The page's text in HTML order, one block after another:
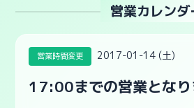
営業カレンダ
営業時間変更 2017-01-14 (土)
17:00までの営業となり